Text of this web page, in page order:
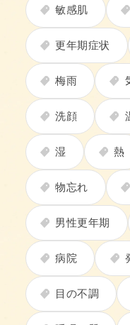
敏感肌
更年期症状
梅雨
洗顔
湿 熱
物忘れ
男性更年期
病院
目の不調